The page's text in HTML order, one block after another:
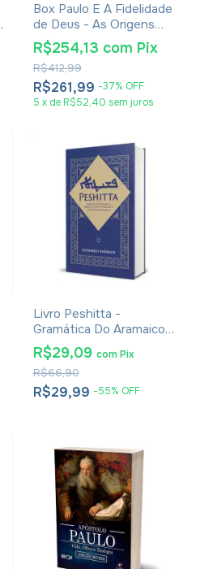
Box Paulo E A Fidelidade
de Deus - As Origens
Cristãs e a Questão de
Deus - N. T. Wright
R$261,99 -37% OFF
R$412,99
R$254,13 com Pix
5 x de R$52,40 sem juros
Livro Peshitta -
Gramática Do Aramaico
Siríaco E O Novo
Testamento Completo
Em Aramaico - Leonardo
Andrade
R$29,99 -55% OFF
R$66,90
R$29,09 com Pix